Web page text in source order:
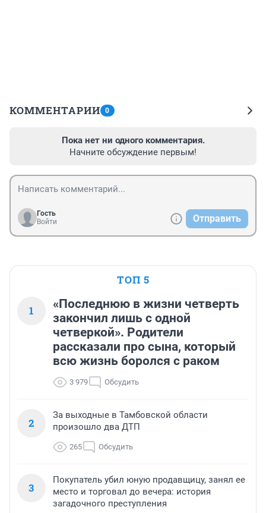
КОММЕНТАРИИ 0
Пока нет ни одного комментария.
Начните обсуждение первым!
Гость
Войти
Отправить
ТОП 5
1
«Последнюю в жизни четверть
закончил лишь с одной
четверкой». Родители
рассказали про сына, который
всю жизнь боролся с раком
3 979 Обсудить
2
За выходные в Тамбовской области
произошло два ДТП
265 Обсудить
3
Покупатель убил юную продавщицу, занял ее
место и торговал до вечера: история
загадочного преступления